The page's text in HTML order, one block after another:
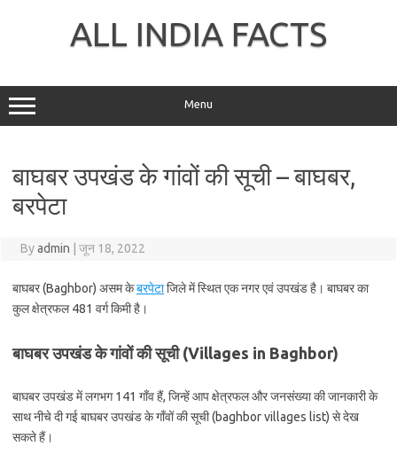
ALL INDIA FACTS
Menu
बाघबर उपखंड के गांवों की सूची – बाघबर,
बरपेटा
Byadmin जून 18, 2022
बाघबर (Baghbor) असम केबरपेटाजिले में स्थित एक नगर एवं उपखंड है। बाघबर का
कुल क्षेत्रफल 481 वर्ग किमी है।
बाघबर उपखंड के गांवों की सूची (Villages in Baghbor)
बाघबर उपखंड में लगभग 141 गाँव हैं, जिन्हें आप क्षेत्रफल और जनसंख्या की जानकारी के
साथ नीचे दी गई बाघबर उपखंड के गाँवों की सूची (baghbor villages list) से देख
सकते हैं।